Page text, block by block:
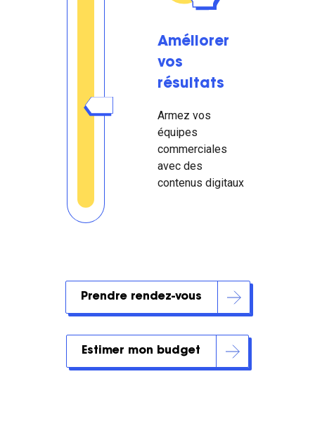
Améliorer
vos
résultats
Armez vos
équipes
commerciales
avec des
contenus digitaux
Prendre rendez-vous
Estimer mon budget